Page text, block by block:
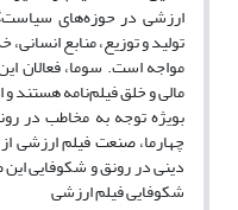
ارزشی در حوزه‌های
تولید و توزیع، منابع
مواجه است. سوما، فعالان
مالی و خلق فیلم‌نامه هستند
بویژه توجه به مخاطب در
چهارما، صنعت فیلم ارزشی
دینی در رونق و شکوفایی
شکوفایی فیلم ارزشی